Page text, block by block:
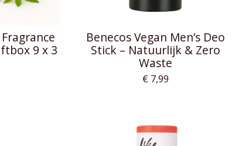
9 x 3
Benecos Vegan Men’s Deo
Stick – Natuurlijk & Zero
Waste
€ 7,99